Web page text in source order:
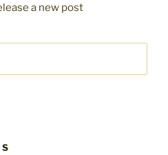
a new post